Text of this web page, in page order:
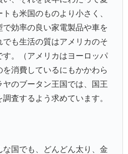
も米国のものより小さく、
効率の良い家電製品や車を
も生活の質はアメリカのそ
す。（アメリカはヨーロッパ
消費しているにもかかわら
のブータン王国では、国王
査するよう求めています。
国でも、どんどん太り、金